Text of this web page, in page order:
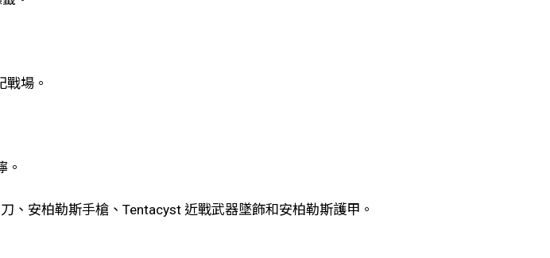
場。
。
安柏勒斯手槍、Tentacyst 近戰武器墜飾和安柏勒斯護甲。